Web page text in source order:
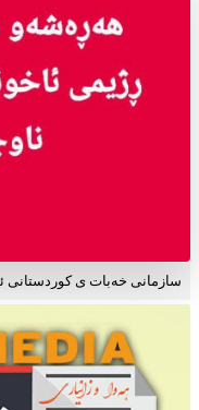
سازمانی خەبات ی کوردستانی